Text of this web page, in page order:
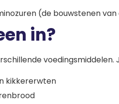
(de bouwstenen
in?
voedingsmiddelen.
kikkererwten